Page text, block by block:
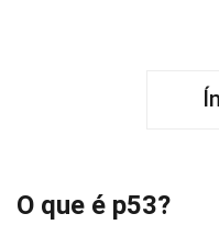
O que é p53?